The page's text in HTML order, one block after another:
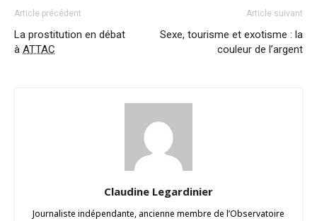
Article précédent
La prostitution en débat
à ATTAC
Article suivant
Sexe, tourisme et exotisme : la
couleur de l’argent
Claudine Legardinier
Journaliste indépendante, ancienne membre de l’Observatoire